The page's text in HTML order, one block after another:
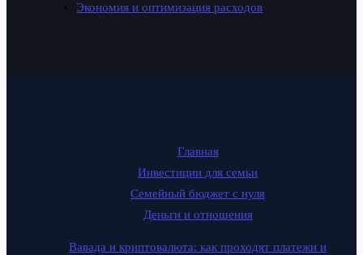
Экономия и оптимизация расходов
Главная
Инвестиции для семьи
Семейный бюджет с нуля
Деньги и отношения
Вавада и криптовалюта: как проходят платежи и